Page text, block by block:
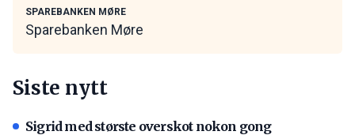
SPAREBANKEN MØRE
Sparebanken Møre
Siste nytt
Sigrid med største overskot nokon gong